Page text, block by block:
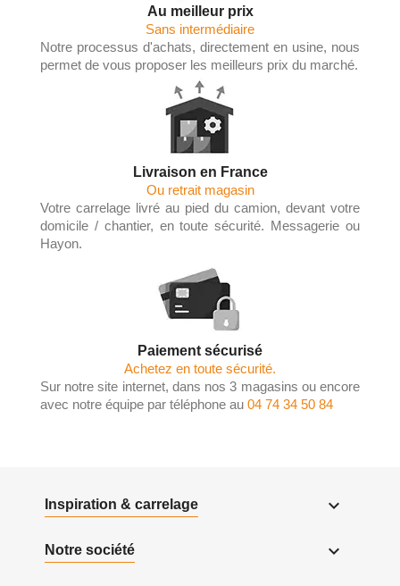
Au meilleur prix
Sans intermédiaire
Notre processus d'achats, directement en usine, nous
permet de vous proposer les meilleurs prix du marché.
Livraison en France
Ou retrait magasin
Votre carrelage livré au pied du camion, devant votre
domicile / chantier, en toute sécurité. Messagerie ou
Hayon.
Paiement sécurisé
Achetez en toute sécurité.
Sur notre site internet, dans nos 3 magasins ou encore
avec notre équipe par téléphone au 04 74 34 50 84
Inspiration & carrelage 
Notre société 